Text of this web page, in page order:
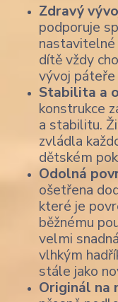
Zdravý
podporuje
nastavitelné
dítě vždy
vývoj páteře
Stabilita a
konstrukce
a stabilitu.
zvládla
dětském
Odolná
ošetřena
které je
běžnému
velmi
vlhkým
stále jako
Originál na